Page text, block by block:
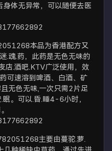
体无异常，可以随便去医
本品为香港配方又
.魂.药，此药是无色无味的
店.酒吧.KTV广泛使用，效
可速溶到啤酒、白酒、矿
无色无味,一次只需2片足
。可以.昏.睡4-6小时，
主要由蔓驼.萝.